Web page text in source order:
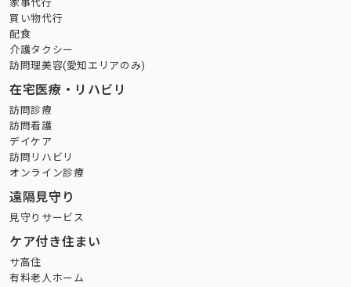
家事代行
買い物代行
配食
介護タクシー
訪問理美容(愛知エリアのみ)
在宅医療・リハビリ
訪問診療
訪問看護
デイケア
訪問リハビリ
オンライン診療
遠隔見守り
見守りサービス
ケア付き住まい
サ高住
有料老人ホーム